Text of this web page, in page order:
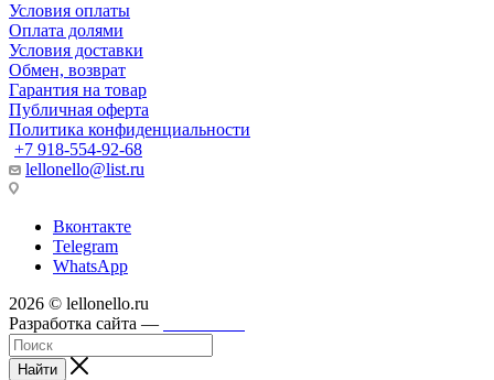
Условия оплаты
Оплата долями
Условия доставки
Обмен, возврат
Гарантия на товар
Публичная оферта
Политика конфиденциальности
+7 918-554-92-68
lellonello@list.ru
Вконтакте
Telegram
WhatsApp
2026 © lellonello.ru
Разработка сайта —
Найти